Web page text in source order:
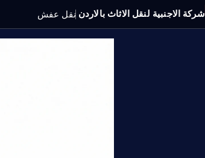
شركة الاجنبية لنقل الاثاث بالاردن نقل عفش